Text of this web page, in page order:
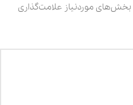
بخش‌های موردنیاز علامت‌گذاری